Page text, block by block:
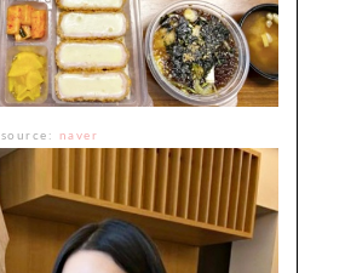
source: naver